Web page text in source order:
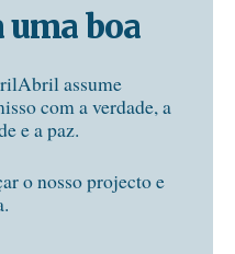
boa
assume
com a verdade, a
e a paz.
o nosso projecto e